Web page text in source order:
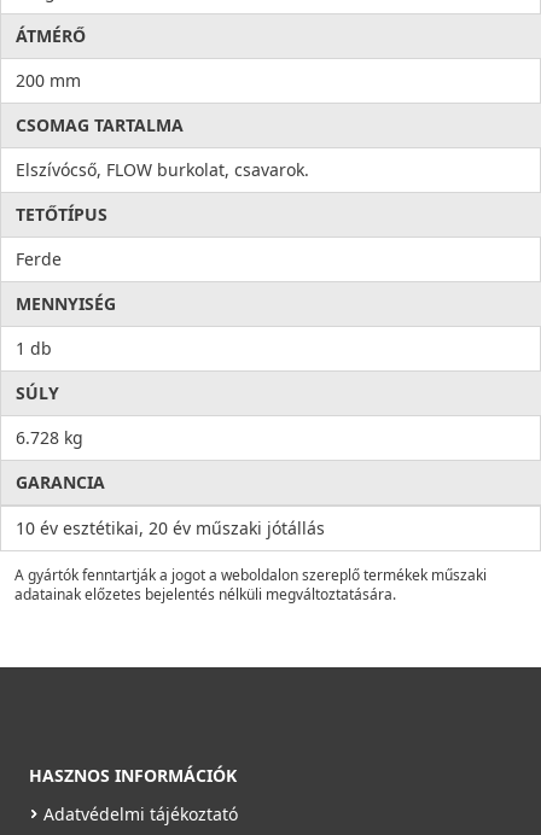
ÁTMÉRŐ
200 mm
CSOMAG TARTALMA
Elszívócső, FLOW burkolat, csavarok.
TETŐTÍPUS
Ferde
MENNYISÉG
1 db
SÚLY
6.728 kg
GARANCIA
10 év esztétikai, 20 év műszaki jótállás
A gyártók fenntartják a jogot a weboldalon szereplő termékek műszaki
adatainak előzetes bejelentés nélküli megváltoztatására.
HASZNOS INFORMÁCIÓK
Adatvédelmi tájékoztató